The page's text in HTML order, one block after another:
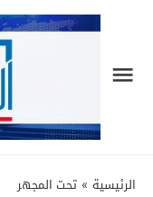
الرئيسية » تحت المجهر